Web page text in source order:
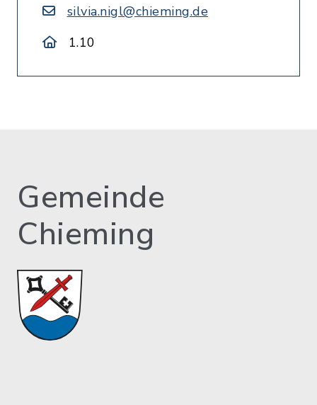
silvia.nigl@chieming.de
1.10
Gemeinde
Chieming